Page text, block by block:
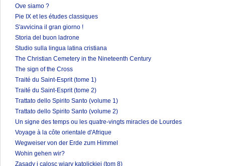
Ove siamo ?
Pie IX et les études classiques
S'avvicina il gran giorno !
Storia del buon ladrone
Studio sulla lingua latina cristiana
The Christian Cemetery in the Nineteenth Century
The sign of the Cross
Traité du Saint-Esprit (tome 1)
Traité du Saint-Esprit (tome 2)
Trattato dello Spirito Santo (volume 1)
Trattato dello Spirito Santo (volume 2)
Un signe des temps ou les quatre-vingts miracles de Lourdes
Voyage à la côte orientale d'Afrique
Wegweiser von der Erde zum Himmel
Wohin gehen wir?
Zasady i calosc wiary katolickiej (tom 8)